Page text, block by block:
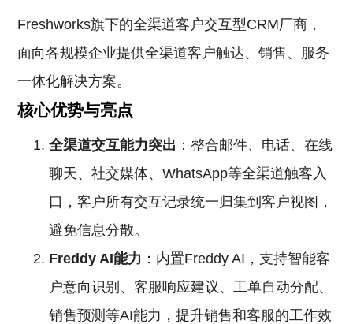
Freshworks旗下的全渠道客户交互型CRM厂商，
面向各规模企业提供全渠道客户触达、销售、服务
一体化解决方案。
核心优势与亮点
全渠道交互能力突出 ：整合邮件、电话、在线
聊天、社交媒体、WhatsApp等全渠道触客入
口，客户所有交互记录统一归集到客户视图，
避免信息分散。
Freddy AI能力 ：内置Freddy AI，支持智能客
户意向识别、客服响应建议、工单自动分配、
销售预测等AI能力，提升销售和客服的工作效